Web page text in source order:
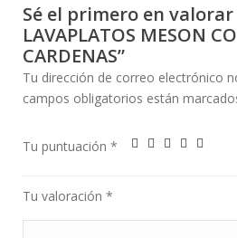
Sé el primero en valorar
LAVAPLATOS MESON
CARDENAS”
Tu dirección de correo electrónico
campos obligatorios están
Tu puntuación *
Tu valoración *